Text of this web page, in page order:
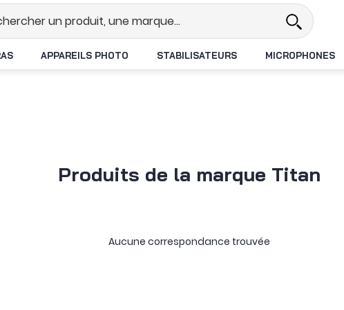
réel
APPAREILS PHOTO STABILISATEURS MICROPHONES
Produits de la marque Titan
Aucune correspondance trouvée